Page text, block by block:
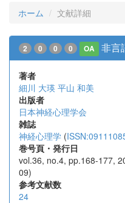
ホーム 文献詳細
2 0 0 0 OA 非言
著者
細川 大瑛 平山 和美
出版者
日本神経心理学会
雑誌
神経心理学 (
巻号頁・発行日
vol.36, no.4, pp.168-177,
09)
参考文献数
24